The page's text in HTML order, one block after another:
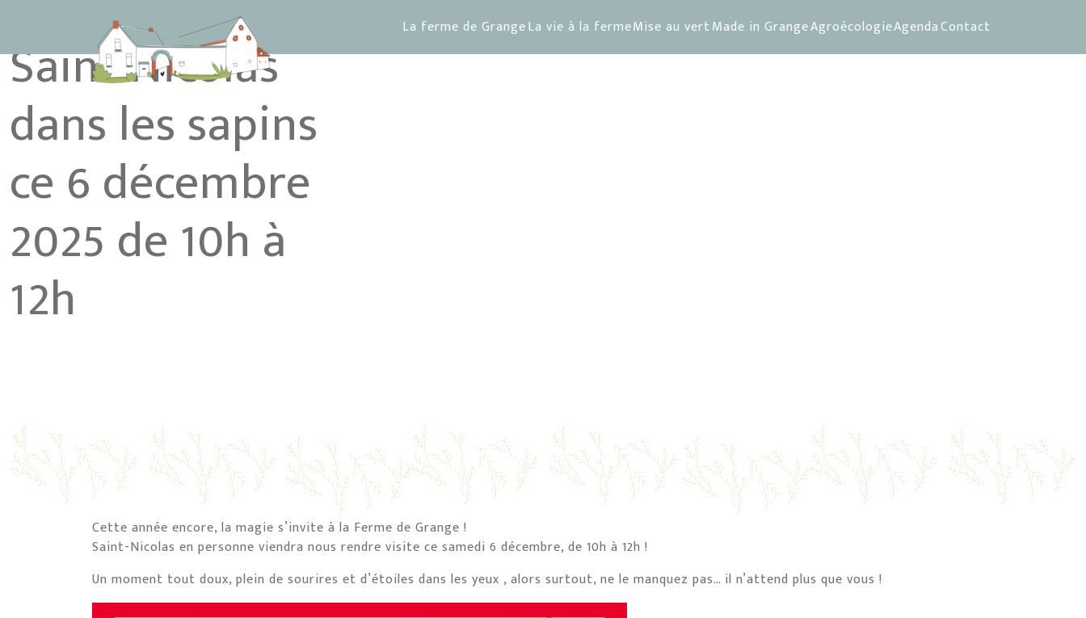
La ferme de GrangeLa vie à la fermeMise au vertMade in GrangeAgroécologieAgendaContact
Saint Nicolas
dans les sapins
ce 6 décembre
2025 de 10h à
12h
Cette année encore, la magie s’invite à la Ferme de Grange !
Saint-Nicolas en personne viendra nous rendre visite ce samedi 6 décembre, de 10h à 12h !
Un moment tout doux, plein de sourires et d’étoiles dans les yeux , alors surtout, ne le manquez pas… il n’attend plus que vous !